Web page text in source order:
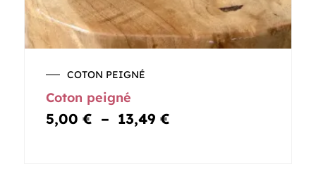
COTON PEIGNÉ
Coton peigné
5,00€ – 13,49€